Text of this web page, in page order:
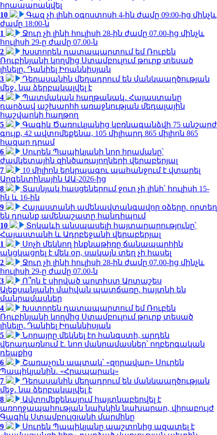
հրապարակվել
10
Գազ չի լինի օգոստոսի 4-ին ժամը 09:00-ից մինչև
ժամը 18:00-ն
1
Ջուր չի լինի հուլիսի 28-ին ժամը 07.00-ից մինչև
հուլիսի 29-ը ժամը 07.00-ն
2
Խստորեն դատապարտում եմ Ռուբեն
Ռուբինյանի կողմից Ստամբուլում թուրք տեսած
լինելը. Դանիել Իոաննիսյան
3
Դերասանին մեղադրում են մանկապղծության
մեջ․ նա ձերբակալվել է
4
Պատմական հաղթանակ․ Հայաստանը
դարձավ աշխարհի առաջնության մեդալային
հաշվարկի հաղթող
5
Գագիկ Ծառուկյանից կբռնագանձվի 75 անշարժ
գույք, 42 ավտոմեքենա, 105 միլիարդ 865 միլիոն 865
հազար դրամ
6
Սուրեն Պապիկյանի նոր հրամանը՝
ժամկետային զինծառայողների վերաբերյալ
7
10 միլիոն երկրպագու պահանջում է վտարել
Արգենտինային ԱԱ-2026-ից
8
Տասնյակ հասցեներում ջուր չի լինի՝ հուլիսի 15-
ին և 16-ին
9
Հայաստանի ամենավտանգավոր օձերը. որտեղ
են դրանք ամենաշատը հանդիպում
10
Տոկաևի անսպասելի հայտարարությունը՝
Հայաստանի և Ադրբեջանի վերաբերյալ
1
Սոչի մեկնող ինքնաթիռը ճանապարհին
անցկացրել է մեկ օր, սակայն տեղ չի հասել
2
Ջուր չի լինի հուլիսի 28-ին ժամը 07.00-ից մինչև
հուլիսի 29-ը ժամը 07.00-ն
3
Ո՞րն է սիրված արտիստ Արտաշես
Ալեքսանյանի մահվան պատճառը. հայտնի են
մանրամասներ
4
Խստորեն դատապարտում եմ Ռուբեն
Ռուբինյանի կողմից Ստամբուլում թուրք տեսած
լինելը. Դանիել Իոաննիսյան
5
Նորայրը մեկնել էր հանգստի, արդեն
վերադառնում է. նոր մանրամասներ՝ ողբերգական
դեպքից
6
Շառաչուն ապտակ՝ «զորավար» Սուրեն
Պապիկյանին․ «Հրապարակ»
7
Դերասանին մեղադրում են մանկապղծության
մեջ․ նա ձերբակալվել է
8
Ավտոմեքենայում հայտնաբերվել է
առողջապահության նախկին նախարար, վիրաբույժ
Գագիկ Ստամբուլցյանի մարմինը
9
Սուրեն Պապիկյանը պաշտոնից ազատել է